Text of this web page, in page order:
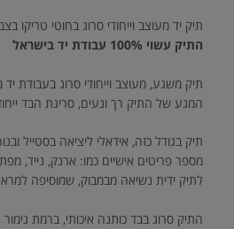
תיק יד מעוצב וייחודי סרוג בחוטי טריקו
התיק עשוי 100% עבודת יד בישראל
תיק משגע, מעוצב וייחודי סרוג בעבודת
המגע של התיק רך ונעים, סריגת הבד
תיק בגודל כזה, אידאלי ליציאה בסטייל
מספר פריטים אישיים כמו: ארנק, נייד,
לתיק ידית נשיאה מבמבוק, שמוסיפה
התיק סרוג בבד כותנה איכותי, ברמת